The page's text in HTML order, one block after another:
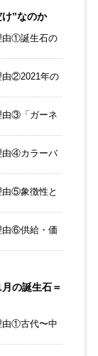
”なのか
由①誕生石の
由②2021年の
由③「ガーネ
由④カラーバ
由⑤象徴性と
由⑥供給・価
の誕生石＝
由①古代〜中